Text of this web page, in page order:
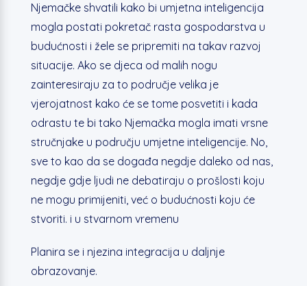
Njemačke shvatili kako bi umjetna inteligencija
mogla postati pokretač rasta gospodarstva u
budućnosti i žele se pripremiti na takav razvoj
situacije. Ako se djeca od malih nogu
zainteresiraju za to područje velika je
vjerojatnost kako će se tome posvetiti i kada
odrastu te bi tako Njemačka mogla imati vrsne
stručnjake u području umjetne inteligencije. No,
sve to kao da se događa negdje daleko od nas,
negdje gdje ljudi ne debatiraju o prošlosti koju
ne mogu primijeniti, već o budućnosti koju će
stvoriti. i u stvarnom vremenu
Planira se i njezina integracija u daljnje
obrazovanje.